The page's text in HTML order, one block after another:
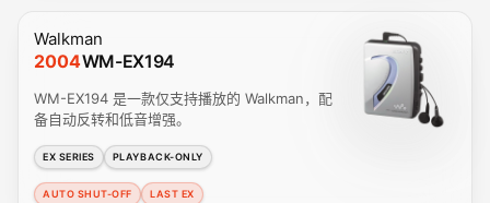
Walkman
2004WM-EX194
WM-EX194 是一款仅支持播放的 Walkman，配
备自动反转和低音增强。
EX SERIES PLAYBACK-ONLY
AUTO SHUT-OFF LAST EX